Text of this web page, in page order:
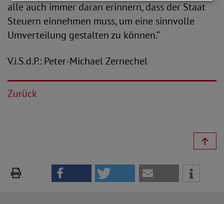
alle auch immer daran erinnern, dass der Staat
Steuern einnehmen muss, um eine sinnvolle
Umverteilung gestalten zu können.“
V.i.S.d.P.: Peter-Michael Zernechel
Zurück